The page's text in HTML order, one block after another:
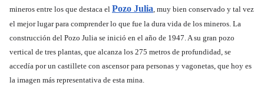
mineros entre los que destaca el Pozo Julia , muy bien conservado y tal vez
el mejor lugar para comprender lo que fue la dura vida de los mineros. La
construcción del Pozo Julia se inició en el año de 1947. A su gran pozo
vertical de tres plantas, que alcanza los 275 metros de profundidad, se
accedía por un castillete con ascensor para personas y vagonetas, que hoy es
la imagen más representativa de esta mina.